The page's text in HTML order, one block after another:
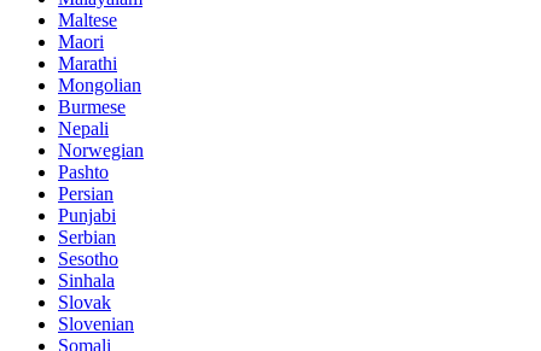
Maltese
Maori
Marathi
Mongolian
Burmese
Nepali
Norwegian
Pashto
Persian
Punjabi
Serbian
Sesotho
Sinhala
Slovak
Slovenian
Somali